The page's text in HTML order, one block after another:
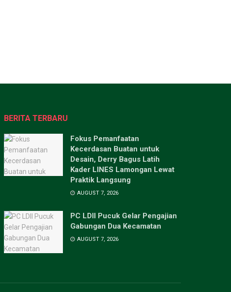
BERITA TERBARU
Fokus Pemanfaatan
Kecerdasan Buatan untuk
Desain, Derry Bagus Latih
Kader LINES Lamongan Lewat
Praktik Langsung
AUGUST 7, 2026
PC LDII Pucuk Gelar Pengajian
Gabungan Dua Kecamatan
AUGUST 7, 2026